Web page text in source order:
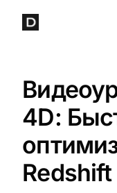
4D:
Redshift